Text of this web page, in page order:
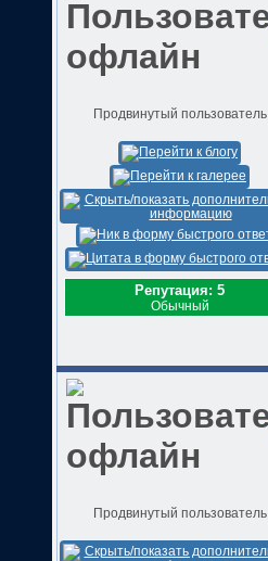
Продвинутый пользователь
Репутация: 5
Обычный
Продвинутый пользователь